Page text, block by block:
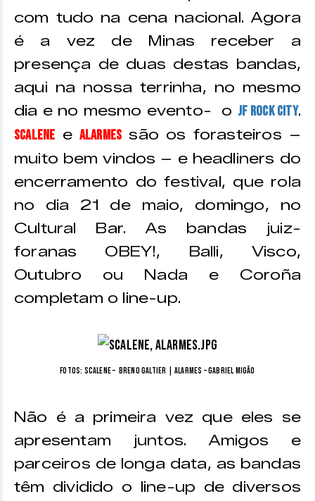
com tudo na cena nacional. Agora
é a vez de Minas receber a
presença de duas destas bandas,
aqui na nossa terrinha, no mesmo
dia e no mesmo evento- o JF Rock City.
Scalene e Alarmes são os forasteiros –
muito bem vindos – e headliners do
encerramento do festival, que rola
no dia 21 de maio, domingo, no
Cultural Bar. As bandas juiz-
foranas OBEY!, Balli, Visco,
Outubro ou Nada e Coroña
completam o line-up.
Fotos: Scalene – Breno Galtier | Alarmes – Gabriel Migão
Não é a primeira vez que eles se
apresentam juntos. Amigos e
parceiros de longa data, as bandas
têm dividido o line-up de diversos